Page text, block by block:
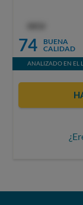
74
BUENA
CALIDAD
ANALIZADO EN EL